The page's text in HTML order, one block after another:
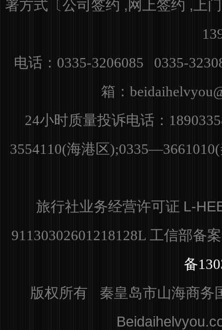
署方式〔公司签约 ,网上签约 ,上
电话：0335-3206085 0335-
箱：
24小时质量投诉电话：
3554110(海港区
旅行社业务经营许可证 L-
91130302601218128L 工信部备
备
版权所有 秦皇岛市山海商务